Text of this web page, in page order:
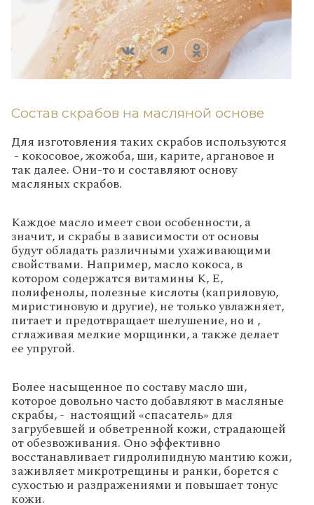
Состав скрабов на масляной основе
Для изготовления таких скрабов используются
- кокосовое, жожоба, ши, карите, аргановое и
так далее. Они-то и составляют основу
масляных скрабов.
Каждое масло имеет свои особенности, а
значит, и скрабы в зависимости от основы
будут обладать различными ухаживающими
свойствами. Например, масло кокоса, в
котором содержатся витамины К, Е,
полифенолы, полезные кислоты (каприловую,
миристиновую и другие), не только увлажняет,
питает и предотвращает шелушение, но и ,
сглаживая мелкие морщинки, а также делает
ее упругой.
Более насыщенное по составу масло ши,
которое довольно часто добавляют в масляные
скрабы, - настоящий «спасатель» для
загрубевшей и обветренной кожи, страдающей
от обезвоживания. Оно эффективно
восстанавливает гидролипидную мантию кожи,
заживляет микротрещины и ранки, борется с
сухостью и раздражениями и повышает тонус
кожи.